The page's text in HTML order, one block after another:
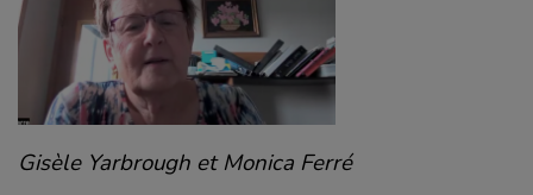
Gisèle Yarbrough et Monica Ferré